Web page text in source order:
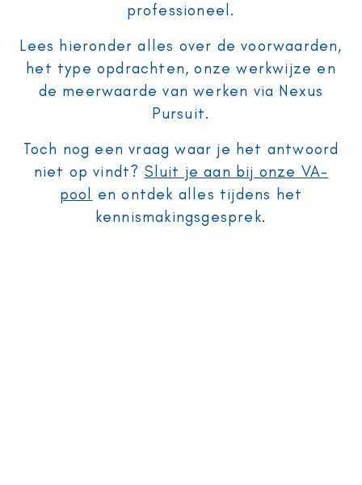
professioneel.
Lees hieronder alles over de voorwaarden,
het type opdrachten, onze werkwijze en
de meerwaarde van werken via Nexus
Pursuit.
Toch nog een vraag waar je het antwoord
niet op vindt? Sluit je aan bij onze VA-
pool
en ontdek alles tijdens het
kennismakingsgesprek.